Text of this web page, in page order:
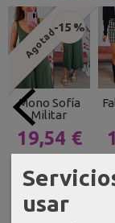
Agotado-15 %
Mono Sofía
Militar
19,54 €
22,99 €
usar